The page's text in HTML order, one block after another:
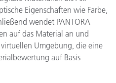
Eigenschaften wie Farbe,
wendet PANTORA
auf das Material an und
Umgebung, die eine
auf Basis